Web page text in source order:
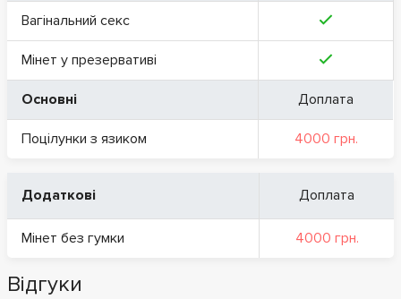
Вагінальний секс
Мінет у презервативі
Основні Доплата
Поцілунки з язиком 4000 грн.
Додаткові Доплата
Мінет без гумки 4000 грн.
Відгуки